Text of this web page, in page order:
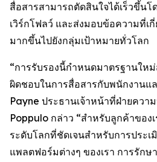
สื่อสารสามารถตัดสินใจได้เร็วขึ้น
เวิร์กโฟลว์ และส่งมอบข้อความที่เ
มากขึ้นไปยังกลุ่มเป้าหมายทั่วโลก
“การรับรองนี้กำหนดมาตรฐานให
ผิดชอบในการสื่อสารกับพนักงานแ
Payne ประธานเจ้าหน้าที่ฝ่ายควา
Poppulo กล่าว “สำหรับลูกค้าของ
ระดับโลกที่ชัดเจนสำหรับการประ
แพลตฟอร์มต่างๆ ของเรา การรัก